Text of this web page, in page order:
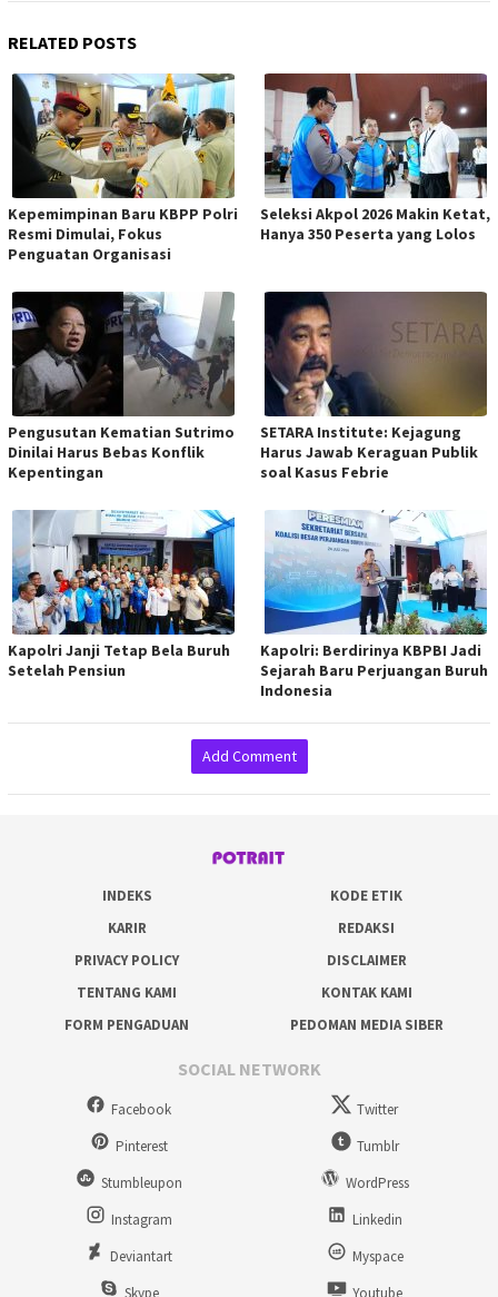
RELATED POSTS
Kepemimpinan Baru KBPP Polri
Resmi Dimulai, Fokus
Penguatan Organisasi
Seleksi Akpol 2026 Makin Ketat,
Hanya 350 Peserta yang Lolos
Pengusutan Kematian Sutrimo
Dinilai Harus Bebas Konflik
Kepentingan
SETARA Institute: Kejagung
Harus Jawab Keraguan Publik
soal Kasus Febrie
Kapolri Janji Tetap Bela Buruh
Setelah Pensiun
Kapolri: Berdirinya KBPBI Jadi
Sejarah Baru Perjuangan Buruh
Indonesia
Add Comment
INDEKS
KODE ETIK
KARIR
REDAKSI
PRIVACY POLICY
DISCLAIMER
TENTANG KAMI
KONTAK KAMI
FORM PENGADUAN
PEDOMAN MEDIA SIBER
SOCIAL NETWORK
Facebook
Twitter
Pinterest
Tumblr
Stumbleupon
WordPress
Instagram
Linkedin
Deviantart
Myspace
Skype
Youtube